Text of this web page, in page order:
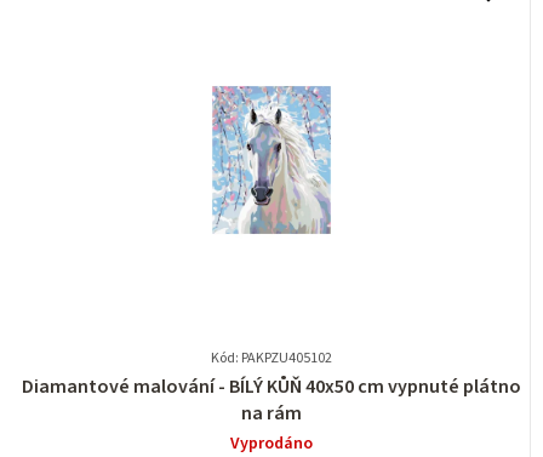
Kód: PAKPZU405102
Průměrné
hodnocení
produktu
Diamantové malování - BÍLÝ KŮŇ 40x50 cm vypnuté plátno
na rám
Vyprodáno